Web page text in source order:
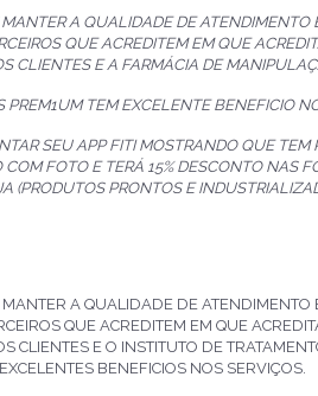
A QUALIDADE DE ATENDIMENTO
QUE ACREDITEM EM QUE
CLIENTES E A FARMÁCIA DE
PREM1UM TEM EXCELENTE BENEFICIO
SEU APP FITI MOSTRANDO QUE
COM FOTO E TERÁ 15% DESCONTO NAS
(PRODUTOS PRONTOS E
A QUALIDADE DE ATENDIMENTO
QUE ACREDITEM EM QUE
CLIENTES E O INSTITUTO DE
BENEFICIOS NOS SERVIÇOS.